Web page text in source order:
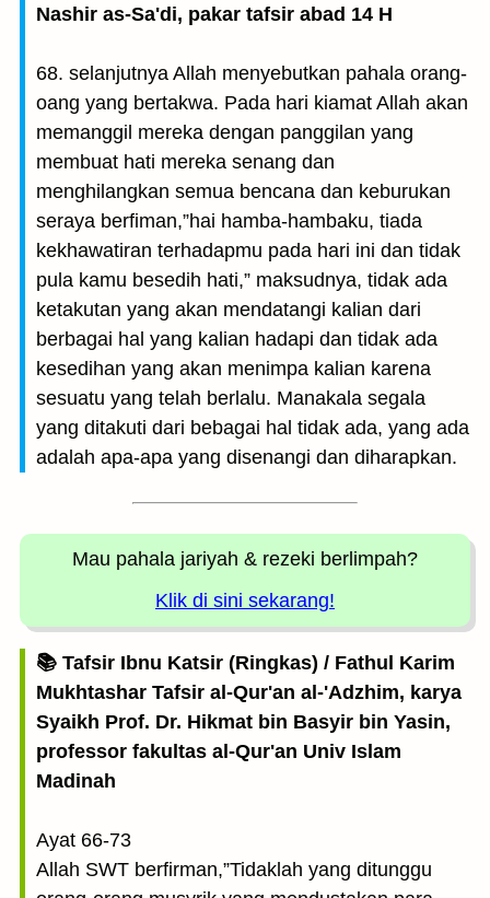
Nashir as-Sa'di, pakar tafsir abad 14 H
68. selanjutnya Allah menyebutkan pahala orang-
oang yang bertakwa. Pada hari kiamat Allah akan
memanggil mereka dengan panggilan yang
membuat hati mereka senang dan
menghilangkan semua bencana dan keburukan
seraya berfiman,”hai hamba-hambaku, tiada
kekhawatiran terhadapmu pada hari ini dan tidak
pula kamu besedih hati,” maksudnya, tidak ada
ketakutan yang akan mendatangi kalian dari
berbagai hal yang kalian hadapi dan tidak ada
kesedihan yang akan menimpa kalian karena
sesuatu yang telah berlalu. Manakala segala
yang ditakuti dari bebagai hal tidak ada, yang ada
adalah apa-apa yang disenangi dan diharapkan.
Mau pahala jariyah & rezeki berlimpah?
Klik di sini sekarang!
📚 Tafsir Ibnu Katsir (Ringkas) / Fathul Karim
Mukhtashar Tafsir al-Qur'an al-'Adzhim, karya
Syaikh Prof. Dr. Hikmat bin Basyir bin Yasin,
professor fakultas al-Qur'an Univ Islam
Madinah
Ayat 66-73
Allah SWT berfirman,”Tidaklah yang ditunggu